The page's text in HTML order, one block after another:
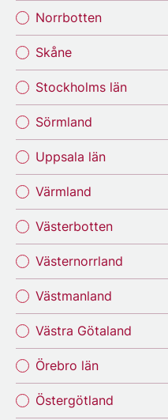
Norrbotten
Skåne
Stockholms län
Sörmland
Uppsala län
Värmland
Västerbotten
Västernorrland
Västmanland
Västra Götaland
Örebro län
Östergötland